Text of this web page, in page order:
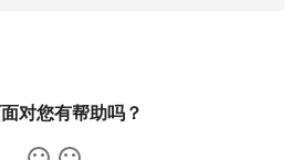
次
数字
对您有帮助吗？